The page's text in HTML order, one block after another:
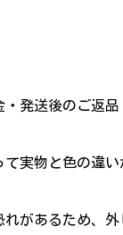
・発送後のご返
て実物と色の違
れがあるため、